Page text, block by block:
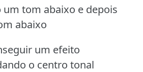
tom abaixo e depois
abaixo
um efeito
o centro tonal